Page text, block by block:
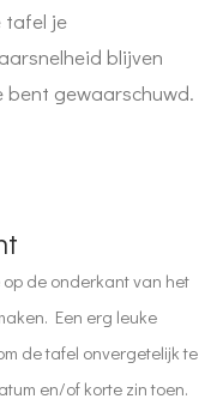
tafel je
blijven
bent gewaarschuwd.
de onderkant van het
Een erg leuke
de tafel onvergetelijk te
en/of korte zin toen.